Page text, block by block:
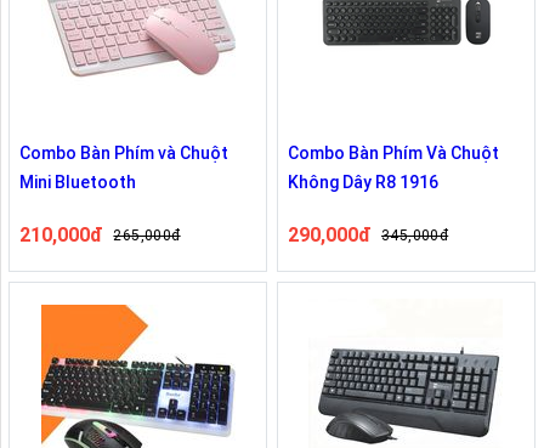
Combo Bàn Phím và Chuột
Mini Bluetooth
210,000đ 265,000đ
Combo Bàn Phím Và Chuột
Không Dây R8 1916
290,000đ 345,000đ